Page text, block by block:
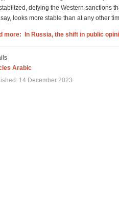
defying the Western sanctions
looks more stable than at any other
more: In Russia, the shift in public
Arabic
14 December 2023